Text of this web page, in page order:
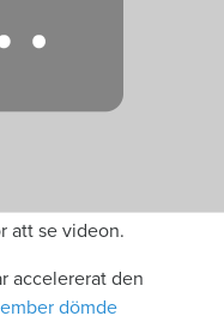
att se videon.
accelererat den
dömde